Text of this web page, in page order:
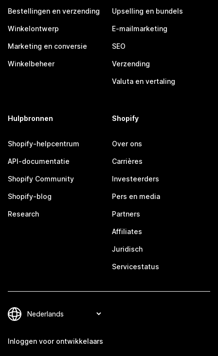
Bestellingen en verzending
Winkelontwerp
Marketing en conversie
Winkelbeheer
Upselling en bundels
E-mailmarketing
SEO
Verzending
Valuta en vertaling
Hulpbronnen
Shopify-helpcentrum
API-documentatie
Shopify Community
Shopify-blog
Research
Shopify
Over ons
Carrières
Investeerders
Pers en media
Partners
Affiliates
Juridisch
Servicestatus
Inloggen voor ontwikkelaars